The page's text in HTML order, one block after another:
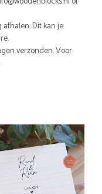
Dit kan je
verzonden. Voor